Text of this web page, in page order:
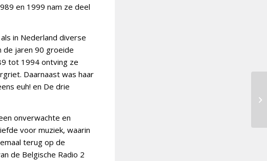
en 1999 nam ze deel
in Nederland diverse
de jaren 90 groeide
tot 1994 ontving ze
Daarnaast was haar
euh! en De drie
onverwachte en
voor muziek, waarin
terug op de
de Belgische Radio 2